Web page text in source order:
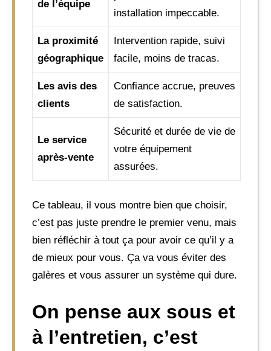
de l’équipe
installation impeccable.
La proximité
géographique
Intervention rapide, suivi
facile, moins de tracas.
Les avis des
clients
Confiance accrue, preuves
de satisfaction.
Le service
après-vente
Sécurité et durée de vie de
votre équipement
assurées.
Ce tableau, il vous montre bien que choisir,
c’est pas juste prendre le premier venu, mais
bien réfléchir à tout ça pour avoir ce qu’il y a
de mieux pour vous. Ça va vous éviter des
galères et vous assurer un système qui dure.
On pense aux sous et
à l’entretien, c’est